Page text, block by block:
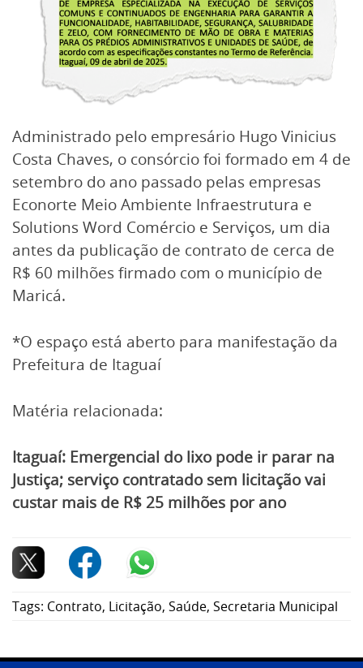
Administrado pelo empresário Hugo Vinicius
Costa Chaves, o consórcio foi formado em 4 de
setembro do ano passado pelas empresas
Econorte Meio Ambiente Infraestrutura e
Solutions Word Comércio e Serviços, um dia
antes da publicação de contrato de cerca de
R$ 60 milhões firmado com o município de
Maricá.
*O espaço está aberto para manifestação da
Prefeitura de Itaguaí
Matéria relacionada:
Itaguaí: Emergencial do lixo pode ir parar na
Justiça; serviço contratado sem licitação vai
custar mais de R$ 25 milhões por ano
Tags: Contrato, Licitação, Saúde, Secretaria Municipal